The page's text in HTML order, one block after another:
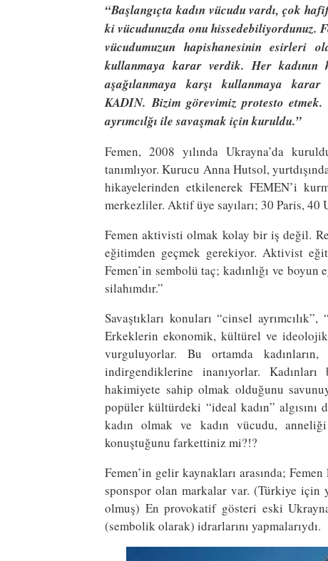
“Başlangıçta kadın vücudu vardı, çok
ki vücudunuzda onu hissedebiliyordunuz.
vücudumuzun hapishanesinin esirleri
kullanmaya karar verdik. Her kadının
aşağılanmaya karşı kullanmaya
KADIN. Bizim görevimiz protesto etmek.
ayrımcılğı ile savaşmak için kuruldu.”
Femen, 2008 yılında Ukrayna’da
tanımlıyor. Kurucu Anna Hutsol,
hikayelerinden etkilenerek FEMEN’i
merkezliler. Aktif üye sayıları; 30 Paris, 40
Femen aktivisti olmak kolay bir iş değil.
eğitimden geçmek gerekiyor. Aktivist
Femen’in sembolü taç; kadınlığı ve
silahımdır.”
Savaştıkları konuları “cinsel
Erkeklerin ekonomik, kültürel ve ideolojik
vurguluyorlar. Bu ortamda
indirgendiklerine inanıyorlar.
hakimiyete sahip olmak olduğunu
popüler kültürdeki “ideal kadın” algısını
kadın olmak ve kadın vücudu,
konuştuğunu farkettiniz mi?!?
Femen’in gelir kaynakları arasında;
sponspor olan markalar var. (Türkiye için
olmuş) En provokatif gösteri eski
(sembolik olarak) idrarlarını yapmalarıydı.